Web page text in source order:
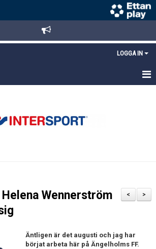
LOGGA IN
>
<
Wennerström
Äntligen är det augusti och jag har
börjat arbeta här på Ängelholms FF.